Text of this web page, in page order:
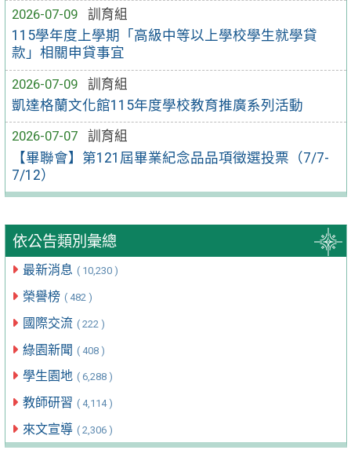
2026-07-09
訓育組
115學年度上學期「高級中等以上學校學生就學貸
款」相關申貸事宜
2026-07-09
訓育組
凱達格蘭文化館115年度學校教育推廣系列活動
2026-07-07
訓育組
【畢聯會】第121屆畢業紀念品品項徵選投票（7/7-
7/12）
依公告類別彙總
最新消息 ( 10,230 )
榮譽榜 ( 482 )
國際交流 ( 222 )
綠園新聞 ( 408 )
學生園地 ( 6,288 )
教師研習 ( 4,114 )
來文宣導 ( 2,306 )